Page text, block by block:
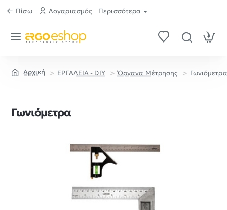
Πίσω Λογαριασμός Περισσότερα
ΕΡΓΑΛΕΙΑ - DIY Όργανα Μέτρησης Γωνιόμετρα
Γωνιόμετρα